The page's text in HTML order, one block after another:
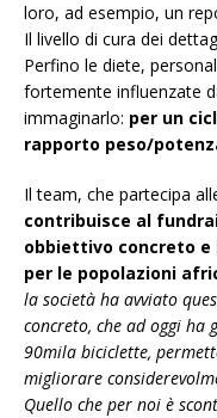
loro, ad esempio, un
Il livello di cura dei
Perfino le diete,
fortemente influenzate
immaginarlo: per un
rapporto peso/
Il team, che partecipa
contribuisce al
obbiettivo concreto
per le popolazioni
la società ha avviato
concreto, che ad oggi ha
90mila biciclette,
migliorare
Quello che per noi è